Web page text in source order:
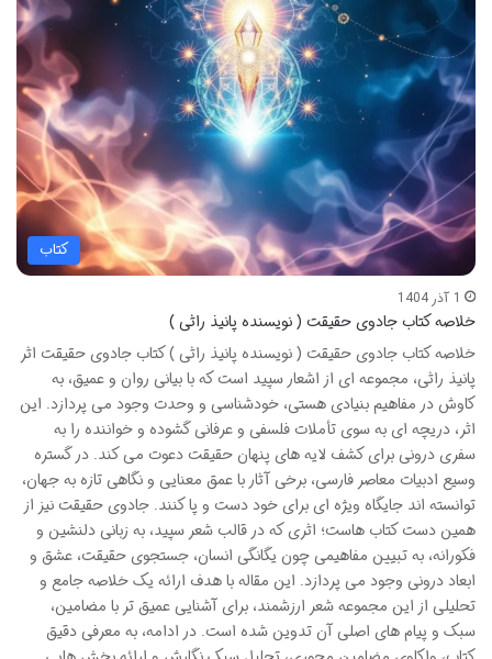
کتاب
1 آذر 1404
خلاصه کتاب جادوی حقیقت ( نویسنده پانیذ راثی )
خلاصه کتاب جادوی حقیقت ( نویسنده پانیذ راثی ) کتاب جادوی حقیقت اثر
پانیذ راثی، مجموعه ای از اشعار سپید است که با بیانی روان و عمیق، به
کاوش در مفاهیم بنیادی هستی، خودشناسی و وحدت وجود می پردازد. این
اثر، دریچه ای به سوی تأملات فلسفی و عرفانی گشوده و خواننده را به
سفری درونی برای کشف لایه های پنهان حقیقت دعوت می کند. در گستره
وسیع ادبیات معاصر فارسی، برخی آثار با عمق معنایی و نگاهی تازه به جهان،
توانسته اند جایگاه ویژه ای برای خود دست و پا کنند. جادوی حقیقت نیز از
همین دست کتاب هاست؛ اثری که در قالب شعر سپید، به زبانی دلنشین و
فکورانه، به تبیین مفاهیمی چون یگانگی انسان، جستجوی حقیقت، عشق و
ابعاد درونی وجود می پردازد. این مقاله با هدف ارائه یک خلاصه جامع و
تحلیلی از این مجموعه شعر ارزشمند، برای آشنایی عمیق تر با مضامین،
سبک و پیام های اصلی آن تدوین شده است. در ادامه، به معرفی دقیق